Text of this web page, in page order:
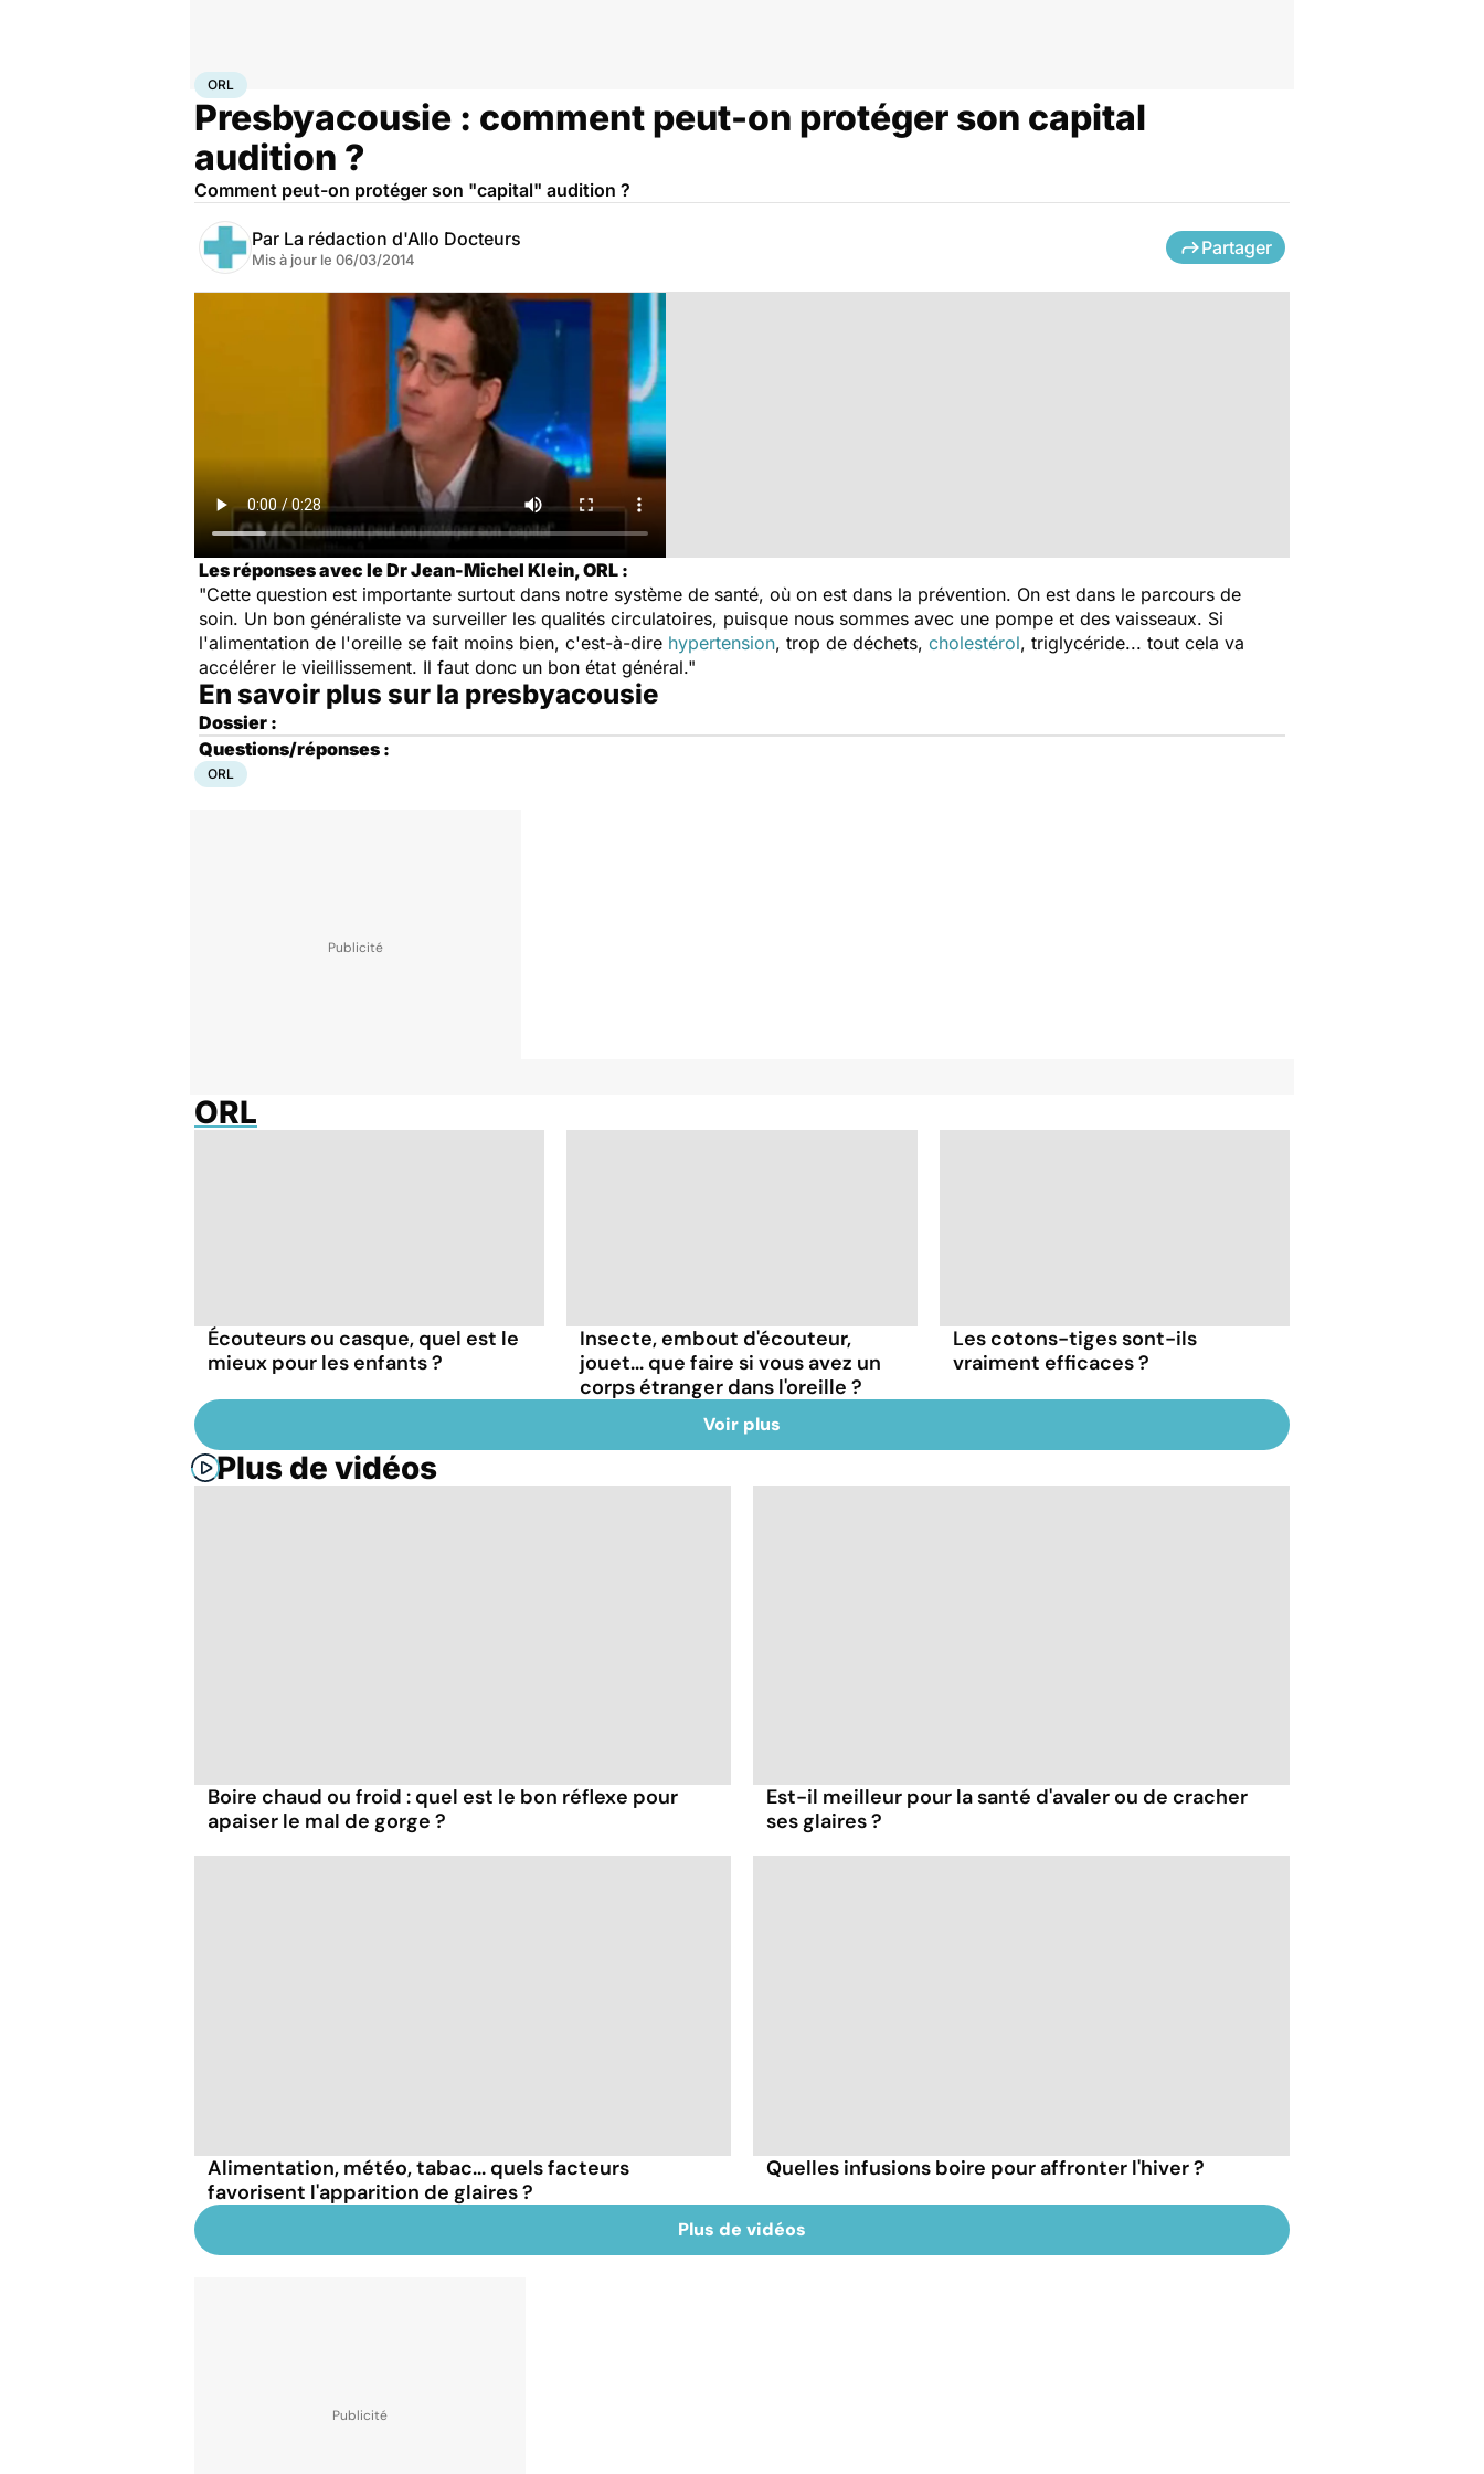
Accueil Santé
ORL
Presbyacousie : comment peut-on protéger son capital
audition ?
Comment peut-on protéger son "capital" audition ?
Par La rédaction d'Allo Docteurs
Mis à jour le 06/03/2014
Partager
Les réponses avec le Dr Jean-Michel Klein, ORL :
"Cette question est importante surtout dans notre système de santé, où on est dans la prévention. On est dans le parcours de
soin. Un bon généraliste va surveiller les qualités circulatoires, puisque nous sommes avec une pompe et des vaisseaux. Si
l'alimentation de l'oreille se fait moins bien, c'est-à-dire hypertension, trop de déchets, cholestérol, triglycéride... tout cela va
accélérer le vieillissement. Il faut donc un bon état général."
En savoir plus sur la presbyacousie
Dossier :
Questions/réponses :
ORL
ORL
Écouteurs ou casque, quel est le
mieux pour les enfants ?
Insecte, embout d'écouteur,
jouet... que faire si vous avez un
corps étranger dans l'oreille ?
Les cotons-tiges sont-ils
vraiment efficaces ?
Voir plus
Plus de vidéos
Boire chaud ou froid : quel est le bon réflexe pour
apaiser le mal de gorge ?
Est-il meilleur pour la santé d'avaler ou de cracher
ses glaires ?
Alimentation, météo, tabac... quels facteurs
favorisent l'apparition de glaires ?
Quelles infusions boire pour affronter l'hiver ?
Plus de vidéos